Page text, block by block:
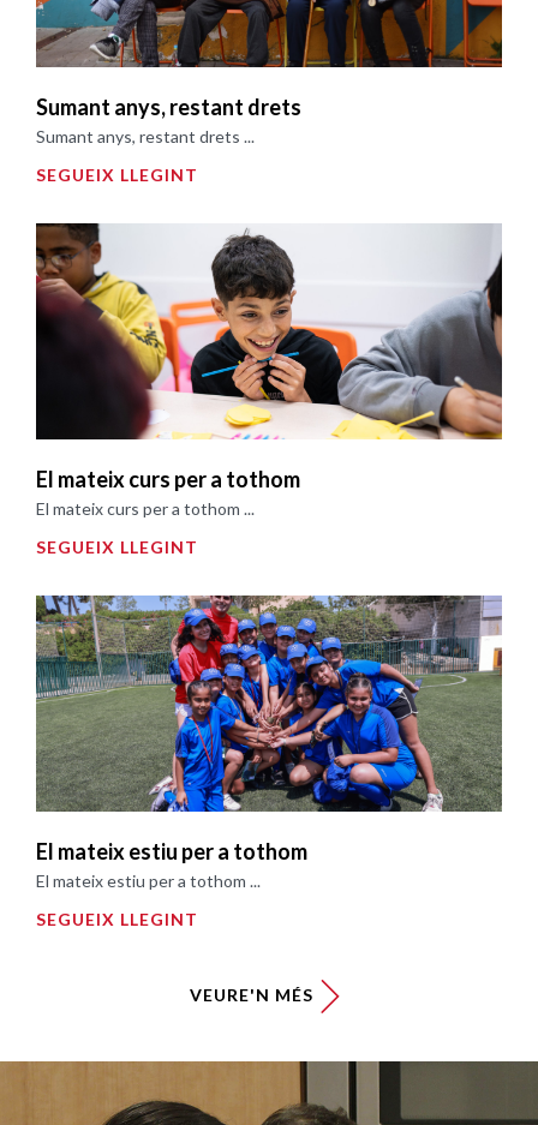
Sumant anys, restant drets
Sumant anys, restant drets ...
SEGUEIX LLEGINT
El mateix curs per a tothom
El mateix curs per a tothom ...
SEGUEIX LLEGINT
El mateix estiu per a tothom
El mateix estiu per a tothom ...
SEGUEIX LLEGINT
VEURE'N MÉS